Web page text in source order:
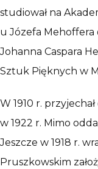
studiował na
u Józefa Mehoffera
Johanna Caspara
Sztuk Pięknych w
W 1910 r.
w 1922 r. Mimo
Jeszcze w 1918 r.
Pruszkowskim